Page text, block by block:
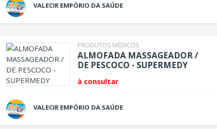
VALECIR EMPÓRIO DA SAÚDE
PRODUTOS MÉDICOS
ALMOFADA MASSAGEADOR /
DE PESCOCO - SUPERMEDY
à consultar
VALECIR EMPÓRIO DA SAÚDE